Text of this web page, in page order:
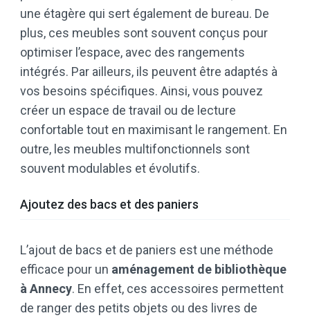
une étagère qui sert également de bureau. De
plus, ces meubles sont souvent conçus pour
optimiser l’espace, avec des rangements
intégrés. Par ailleurs, ils peuvent être adaptés à
vos besoins spécifiques. Ainsi, vous pouvez
créer un espace de travail ou de lecture
confortable tout en maximisant le rangement. En
outre, les meubles multifonctionnels sont
souvent modulables et évolutifs.
Ajoutez des bacs et des paniers
L’ajout de bacs et de paniers est une méthode
efficace pour un aménagement de bibliothèque
à Annecy. En effet, ces accessoires permettent
de ranger des petits objets ou des livres de